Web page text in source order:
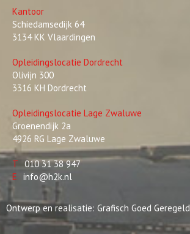
Kantoor
Schiedamsedijk 64
3134 KK Vlaardingen
Opleidingslocatie Dordrecht
Olivijn 300
3316 KH Dordrecht
Opleidingslocatie Lage Zwaluwe
Groenendijk 2a
4926 RG Lage Zwaluwe
T 010 31 38 947
E info@h2k.nl
Ontwerp en realisatie: Grafisch Goed Geregeld